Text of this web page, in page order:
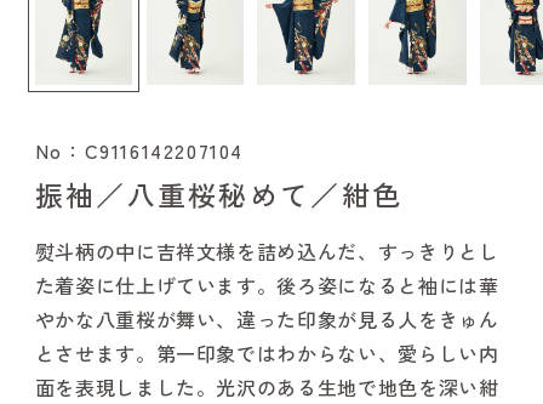
No：C9116142207104
振袖／八重桜秘めて／紺色
熨斗柄の中に吉祥文様を詰め込んだ、すっきりとし
た着姿に仕上げています。後ろ姿になると袖には華
やかな八重桜が舞い、違った印象が見る人をきゅん
とさせます。第一印象ではわからない、愛らしい内
面を表現しました。光沢のある生地で地色を深い紺